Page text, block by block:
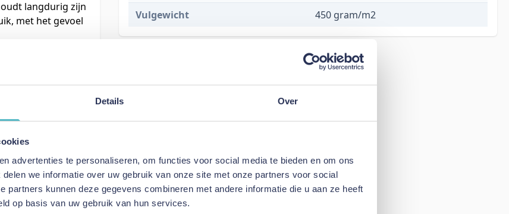
Details Over
advertenties te personaliseren, om functies voor social media te bieden en om ons
we informatie over uw gebruik van onze site met onze partners voor social
partners kunnen deze gegevens combineren met andere informatie die u aan ze heeft
op basis van uw gebruik van hun services.
langdurig zijn
met het gevoel
dons en het
Vulgewicht
450 gram/m2